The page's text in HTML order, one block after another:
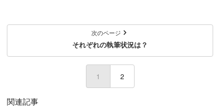
次のページ
それぞれの執筆状況は？
1 (current)
2
関連記事